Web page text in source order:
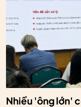
Nhiều 'ông lớn'